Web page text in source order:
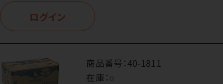
ログイン
商品番号：40-1811
在庫：○